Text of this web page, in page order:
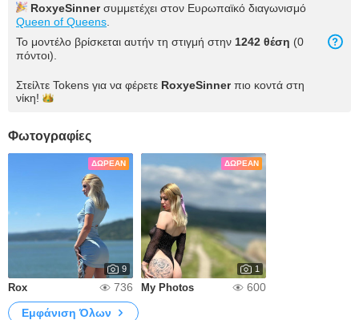
RoxyeSinner συμμετέχει στον Ευρωπαϊκό διαγωνισμό
Queen of Queens
Το μοντέλο βρίσκεται αυτήν τη στιγμή στην 1242 θέση (0
πόντοι).
Στείλτε Tokens για να φέρετε RoxyeSinner πιο κοντά στη
νίκη!
Φωτογραφίες
ΔΩΡΕΆΝ
9
Rox 736
ΔΩΡΕΆΝ
1
My Photos
600
Εμφάνιση Όλων